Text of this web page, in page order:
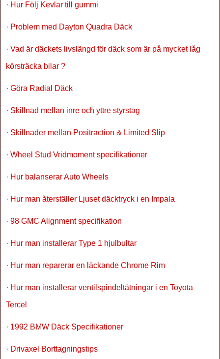
· Hur Följ Kevlar till gummi
· Problem med Dayton Quadra Däck
· Vad är däckets livslängd för däck som är på mycket låg
körsträcka bilar ?
· Göra Radial Däck
· Skillnad mellan inre och yttre styrstag
· Skillnader mellan Positraction & Limited Slip
· Wheel Stud Vridmoment specifikationer
· Hur balanserar Auto Wheels
· Hur man återställer Ljuset däcktryck i en Impala
· 98 GMC Alignment specifikation
· Hur man installerar Type 1 hjulbultar
· Hur man reparerar en läckande Chrome Rim
· Hur man installerar ventilspindeltätningar i en Toyota
Tercel
· 1992 BMW Däck Specifikationer
· Drivaxel Borttagningstips